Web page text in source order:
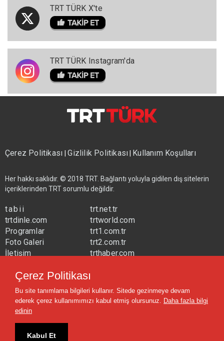
TRT TÜRK X'te
TRT TÜRK Instagram'da
Çerez Politikası|Gizlilik Politikası| Kullanım Koşulları
Her hakkı saklıdır. © 2018 TRT. Bağlantı yoluyla gidilen dış sitelerin
içeriklerinden TRT sorumlu değildir.
tabii
trtdinle.com
Programlar
Foto Galeri
İletişim
trt.net.tr
trtworld.com
trt1.com.tr
trt2.com.tr
trthaber.com
trtavaz.com.tr
trtmuzik.net.tr
trtcocuk.net.tr
Çerez Politikası
Bu site tanımlama bilgileri kullanır. Sitede gezinmeye devam
ederek çerez kullanımımızı kabul etmiş olursunuz. Daha fazla bilgi
edinin
Kabul Et